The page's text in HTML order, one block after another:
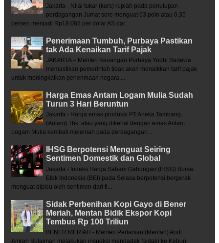
Jakarta - Nilai tukar (kurs) rupiah pada penutupan
perdagangan Jumat sore menguat 63 poin atau 0,35
persen menjadi Rp18.065 per dolar AS dar...
Penerimaan Tumbuh, Purbaya Pastikan
tak Ada Kenaikan Tarif Pajak
JAKARTA – Menteri Keuangan Purbaya Yudhi Sadewa
memastikan pemerintah tidak akan menaikkan tarif pajak
untuk meningkatkan penerimaan negara....
Harga Emas Antam Logam Mulia Sudah
Turun 3 Hari Beruntun
Jakarta - Harga emas produksi PT Aneka Tambang
(Antam) Tbk. atau yang dikenal dengan emas Antam
Logam Mulia kembali melemah pada perdagangan...
IHSG Berpotensi Menguat Seiring
Sentimen Domestik dan Global
Jakarta - Indeks Harga Saham Gabungan (IHSG) Bursa
Efek Indonesia (BEI) pada Selasa berpotensi bergerak
menguat dipicu oleh sentimen dari ti...
Sidak Perbenihan Kopi Gayo di Bener
Meriah, Mentan Bidik Ekspor Kopi
Tembus Rp 100 Triliun
BENER MERIAH - Menteri Pertanian (Mentan) Andi
Amran Sulaiman melakukan inspeksi mendadak (sidak) ke Kebun